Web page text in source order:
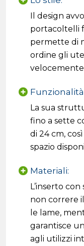
Il design
portacoltelli
permette di
ordine gli
velocemente
La sua
fino a sette
di 24 cm,
spazio
Materiali:
L’inserto
non correre
le lame,
garantisce
agli utilizzi